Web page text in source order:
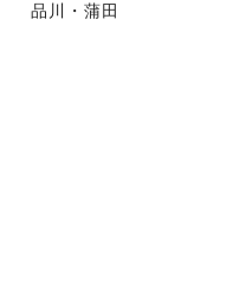
品川・蒲田